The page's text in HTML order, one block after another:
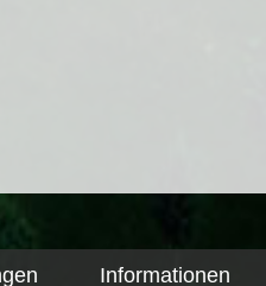
Informationen